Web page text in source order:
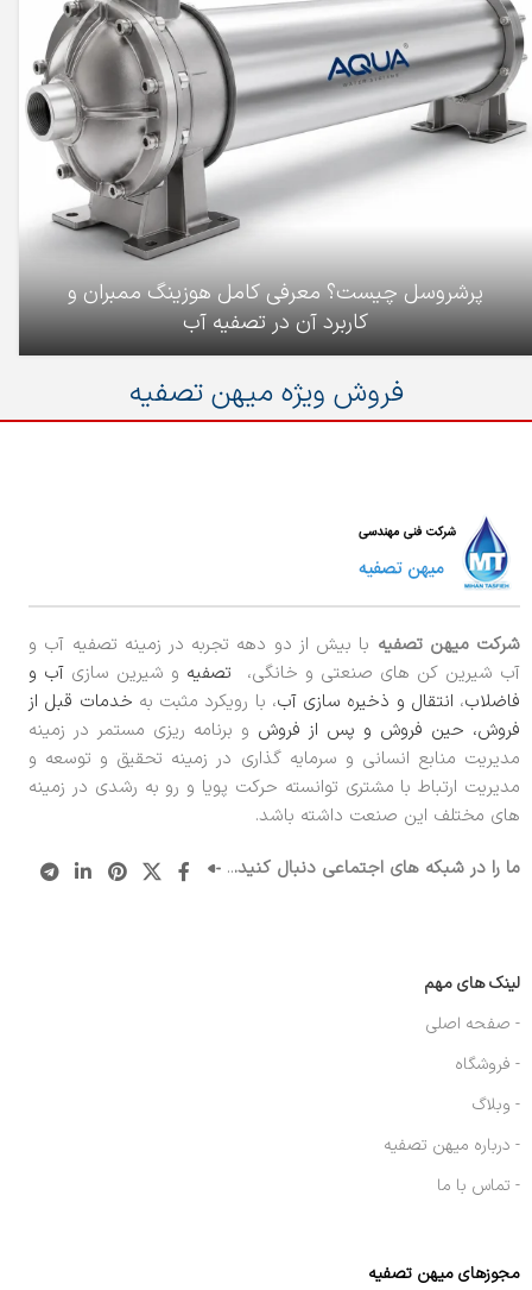
پرشروسل چیست؟ معرفی کامل هوزینگ ممبران و
کاربرد آن در تصفیه آب
فروش ویژه میهن تصفیه
شرکت میهن تصفیه با بیش از دو دهه تجربه در زمینه تصفیه آب و
آب شیرین کن های صنعتی و خانگی،
تصفیه و شیرین سازی آب و
فاضلاب، انتقال و ذخیره سازی آب، با رویکرد مثبت به خدمات قبل از
فروش، حین فروش و پس از فروش و برنامه ریزی مستمر در زمینه
مدیریت منابع انسانی و سرمایه گذاری در زمینه تحقیق و توسعه و
مدیریت ارتباط با مشتری توانسته حرکت پویا و رو به رشدی در زمینه
های مختلف این صنعت داشته باشد.
ما را در شبکه های اجتماعی دنبال کنید...
لینک های مهم
- صفحه اصلی
- فروشگاه
- وبلاگ
- درباره میهن تصفیه
- تماس با ما
مجوزهای میهن تصفیه